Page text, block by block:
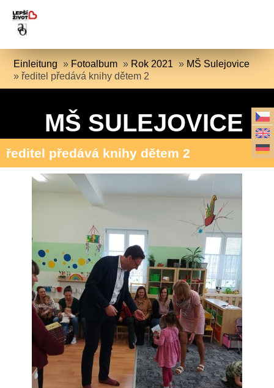
Einleitung » Fotoalbum » Rok 2021 » MŠ Sulejovice
» ředitel předává knihy dětem 2
MŠ SULEJOVICE
ředitel předává knihy dětem 2